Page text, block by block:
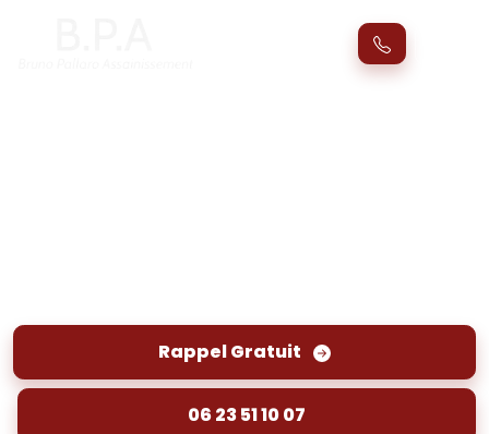
Rappel Gratuit
06 23 51 10 07